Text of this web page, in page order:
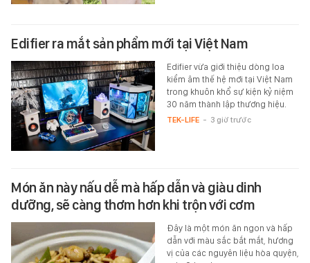
Edifier ra mắt sản phẩm mới tại Việt Nam
Edifier vừa giới thiệu dòng loa
kiểm âm thế hệ mới tại Việt Nam
trong khuôn khổ sự kiện kỷ niệm
30 năm thành lập thương hiệu.
TEK-LIFE - 3 giờ trước
Món ăn này nấu dễ mà hấp dẫn và giàu dinh
dưỡng, sẽ càng thơm hơn khi trộn với cơm
Đây là một món ăn ngon và hấp
dẫn với màu sắc bắt mắt, hương
vị của các nguyên liệu hòa quyện,